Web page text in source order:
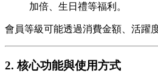
加倍、生日禮等福利。
會員等級可能透過消費金額、活躍
2. 核心功能與使用方式